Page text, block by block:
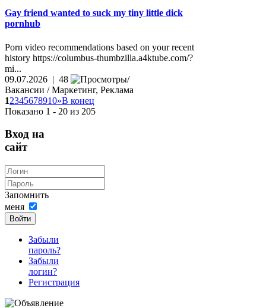
Gay friend wanted to suck my tiny little dick
pornhub
Porn video recommendations based on your recent
history https://columbus-thumbzilla.a4ktube.com/?
mi...
09.07.2026 | 48
Вакансии / Маркетинг, Реклама
12345678910»В конец
Показано 1 - 20 из 205
Вход на
сайт
Запомнить
меня
Войти
Забыли
пароль?
Забыли
логин?
Регистрация